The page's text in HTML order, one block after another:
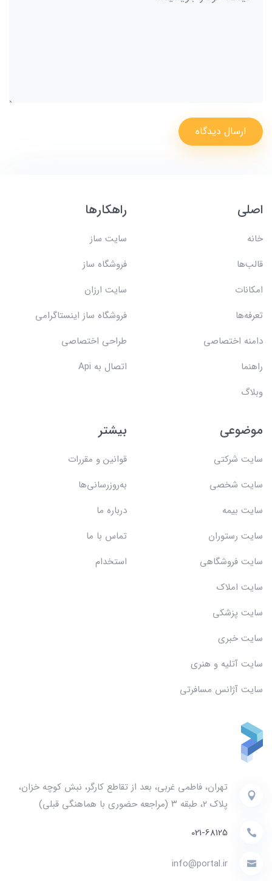
ارسال دیدگاه
اصلی
خانه
قالب‌ها
امکانات
تعرفه‌ها
دامنه اختصاصی
راهنما
وبلاگ
راهکارها
سایت ساز
فروشگاه ساز
سایت ارزان
فروشگاه ساز اینستاگرامی
طراحی اختصاصی
اتصال به Api
موضوعی
سایت شرکتی
سایت شخصی
سایت بیمه
سایت رستوران
سایت فروشگاهی
سایت املاک
سایت پزشکی
سایت خبری
سایت آتلیه و هنری
سایت آژانس مسافرتی
بیشتر
قوانین و مقررات
به‌روزرسانی‌ها
درباره ما
تماس با ما
استخدام
تهران، فاطمی غربی، بعد از تقاطع کارگر، نبش کوچه خزان،
پلاک ۲، طبقه ۳ (مراجعه حضوری با هماهنگی قبلی)
021-68125
info@portal.ir